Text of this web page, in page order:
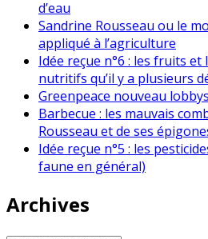
d’eau
Sandrine Rousseau ou le
appliqué à l’agriculture
Idée reçue n°6 : les fruits
nutritifs qu’il y a plusieurs
Greenpeace nouveau
Barbecue : les mauvais
Rousseau et de ses
Idée reçue n°5 : les
faune en général)
Archives